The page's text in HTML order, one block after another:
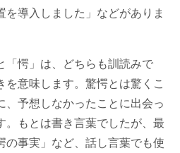
を導入しました」などがありま
「愕」は、どちらも訓読みで
を意味します。驚愕とは驚くこ
、予想しなかったことに出会っ
。もとは書き言葉でしたが、最
の事実」など、話し言葉でも使